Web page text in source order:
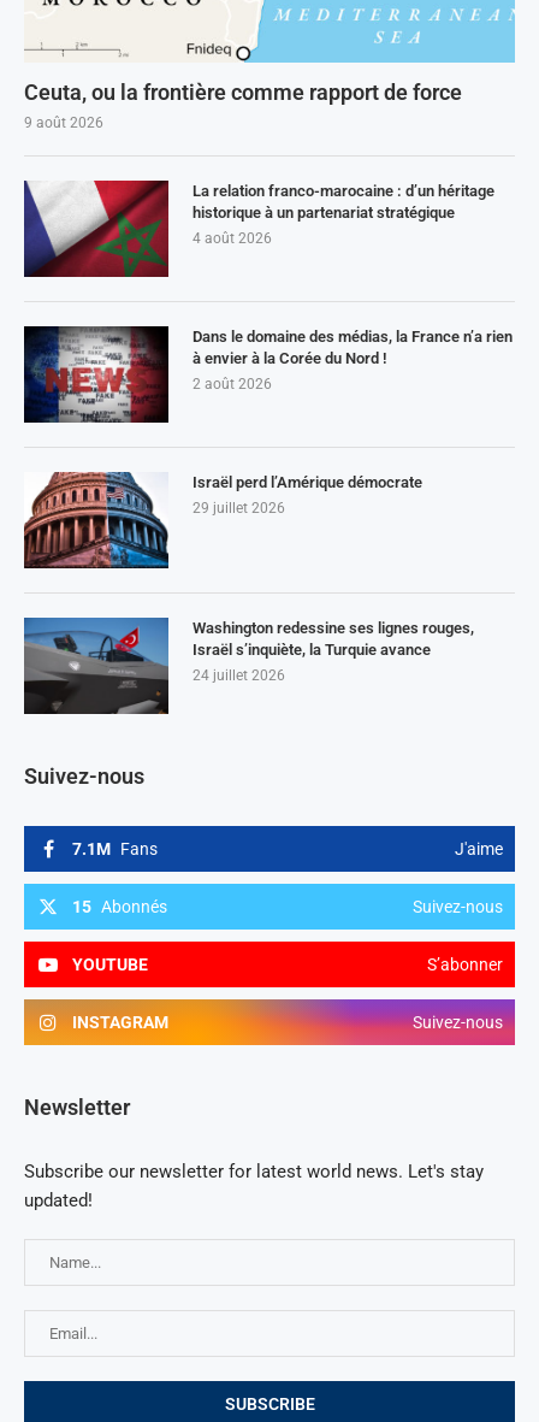
Ceuta, ou la frontière comme rapport de force
9 août 2026
La relation franco-marocaine : d’un héritage
historique à un partenariat stratégique
4 août 2026
Dans le domaine des médias, la France n’a rien
à envier à la Corée du Nord !
2 août 2026
Israël perd l’Amérique démocrate
29 juillet 2026
Washington redessine ses lignes rouges,
Israël s’inquiète, la Turquie avance
24 juillet 2026
Suivez-nous
7.1M Fans J'aime
15 Abonnés Suivez-nous
YOUTUBE S’abonner
INSTAGRAM Suivez-nous
Newsletter
Subscribe our newsletter for latest world news. Let's stay
updated!